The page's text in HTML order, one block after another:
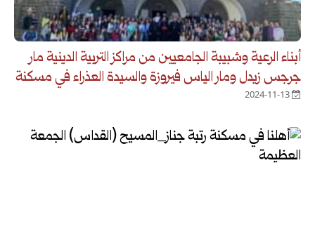
أبناء الرعية وشبيبة الجامعيين من مراكز التربية الدينية مار
جرجس زيدل ومار الياس فيروزة والسيدة العذراء في مسكنة
2024-11-13